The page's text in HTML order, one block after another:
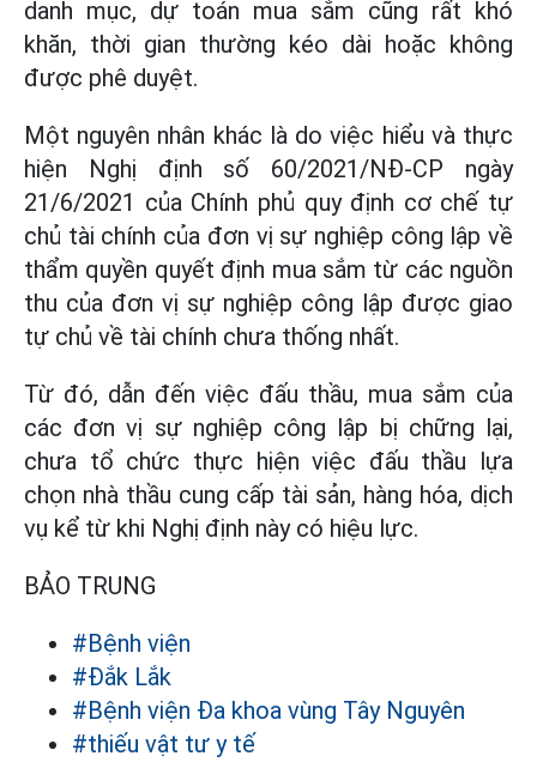
danh mục, dự toán mua sắm cũng rất khó
khăn, thời gian thường kéo dài hoặc không
được phê duyệt.
Một nguyên nhân khác là do việc hiểu và thực
hiện Nghị định số 60/2021/NĐ-CP ngày
21/6/2021 của Chính phủ quy định cơ chế tự
chủ tài chính của đơn vị sự nghiệp công lập về
thẩm quyền quyết định mua sắm từ các nguồn
thu của đơn vị sự nghiệp công lập được giao
tự chủ về tài chính chưa thống nhất.
Từ đó, dẫn đến việc đấu thầu, mua sắm của
các đơn vị sự nghiệp công lập bị chững lại,
chưa tổ chức thực hiện việc đấu thầu lựa
chọn nhà thầu cung cấp tài sản, hàng hóa, dịch
vụ kể từ khi Nghị định này có hiệu lực.
BẢO TRUNG
#Bệnh viện
#Đắk Lắk
#Bệnh viện Đa khoa vùng Tây Nguyên
#thiếu vật tư y tế